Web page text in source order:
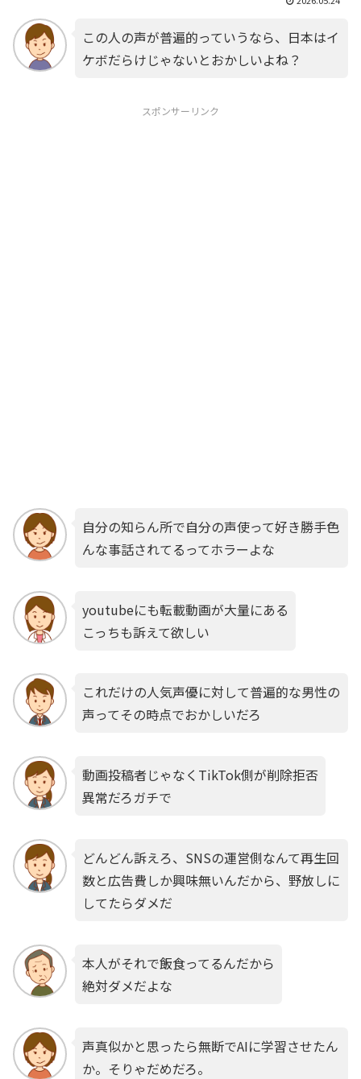
この人の声が普遍的っていうなら、日本はイ
ケボだらけじゃないとおかしいよね？
スポンサーリンク
自分の知らん所で自分の声使って好き勝手色
んな事話されてるってホラーよな
youtubeにも転載動画が大量にある
こっちも訴えて欲しい
これだけの人気声優に対して普遍的な男性の
声ってその時点でおかしいだろ
動画投稿者じゃなくTikTok側が削除拒否
異常だろガチで
どんどん訴えろ、SNSの運営側なんて再生回
数と広告費しか興味無いんだから、野放しに
してたらダメだ
本人がそれで飯食ってるんだから
絶対ダメだよな
声真似かと思ったら無断でAIに学習させたん
か。そりゃだめだろ。